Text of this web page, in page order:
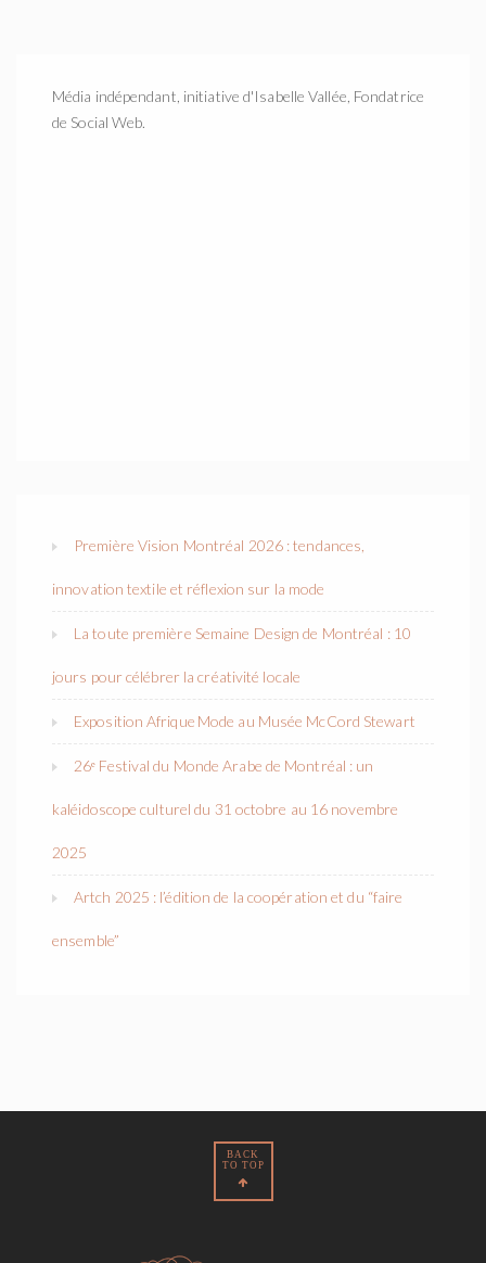
Média indépendant, initiative d'Isabelle Vallée, Fondatrice
de Social Web.
Première Vision Montréal 2026 : tendances,
innovation textile et réflexion sur la mode
La toute première Semaine Design de Montréal : 10
jours pour célébrer la créativité locale
Exposition Afrique Mode au Musée McCord Stewart
26ᵉ Festival du Monde Arabe de Montréal : un
kaléidoscope culturel du 31 octobre au 16 novembre
2025
Artch 2025 : l’édition de la coopération et du “faire
ensemble”
BACK
TO TOP